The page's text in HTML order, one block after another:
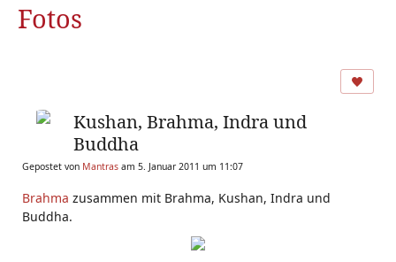
Fotos
Kushan, Brahma, Indra und
Buddha
Gepostet von Mantras am 5. Januar 2011 um 11:07
Brahma zusammen mit Brahma, Kushan, Indra und
Buddha.